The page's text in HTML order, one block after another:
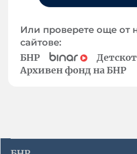
Или проверете още от
сайтове:
БНР
Архивен фонд на БНР